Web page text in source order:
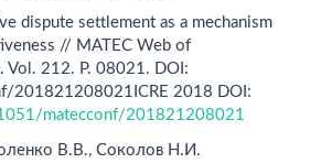
dispute settlement as a mechanism
// MATEC Web of
Vol. 212. Р. 08021. DOI:
201821208021ICRE 2018 DOI:
matecconf/201821208021
В.В., Соколов Н.И.